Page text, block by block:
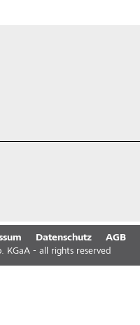
Datenschutz AGB
KGaA - all rights reserved